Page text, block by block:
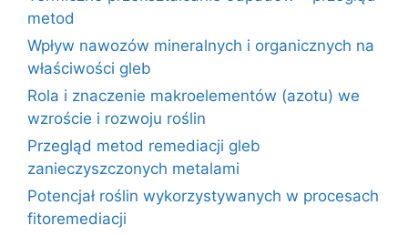
metod
Wpływ nawozów mineralnych i organicznych na
właściwości gleb
Rola i znaczenie makroelementów (azotu) we
wzroście i rozwoju roślin
Przegląd metod remediacji gleb
zanieczyszczonych metalami
Potencjał roślin wykorzystywanych w procesach
fitoremediacji